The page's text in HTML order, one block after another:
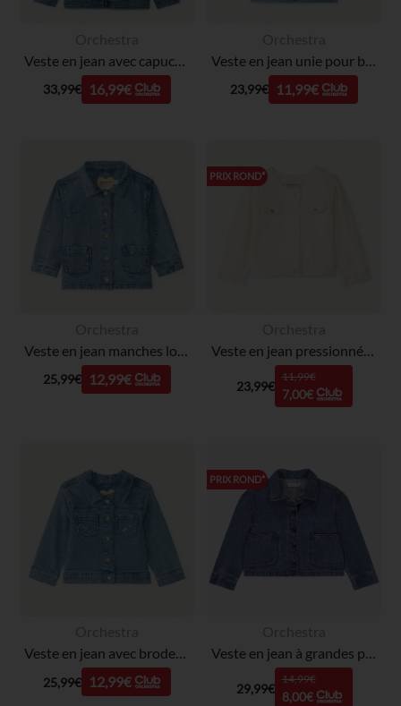
Veste en jean avec capuche amovible garçon
33,99€ 16,99€
Veste en jean unie pour bébé garçon
23,99€ 11,99€
25,99€ 12,99€
PRIX ROND*
23,99€
11,99€
7,00€
Veste en jean avec broderie pour bébé fille
25,99€ 12,99€
PRIX ROND*
Veste en jean à grandes poches plaquées fille
29,99€
14,99€
8,00€